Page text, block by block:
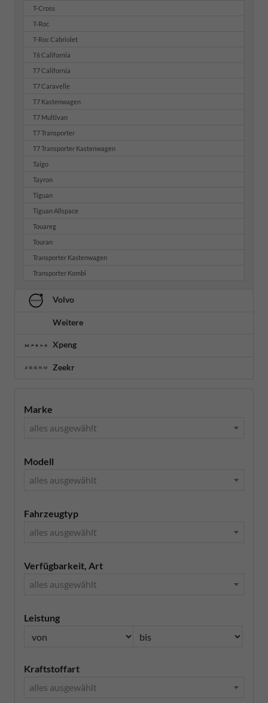
T-Cross
T-Roc
T-Roc Cabriolet
T6 California
T7 California
T7 Caravelle
T7 Kastenwagen
T7 Multivan
T7 Transporter
T7 Transporter Kastenwagen
Taigo
Tayron
Tiguan
Tiguan Allspace
Touareg
Touran
Transporter Kastenwagen
Transporter Kombi
Volvo
Weitere
Xpeng
Zeekr
Marke
alles ausgewählt
Modell
alles ausgewählt
Fahrzeugtyp
alles ausgewählt
Verfügbarkeit, Art
alles ausgewählt
Leistung
Kraftstoffart
alles ausgewählt